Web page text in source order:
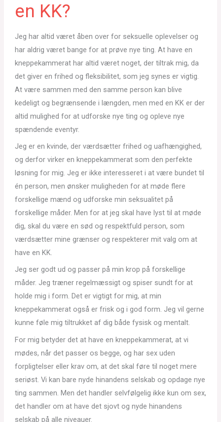
en KK?
Jeg har altid været åben over for seksuelle oplevelser og
har aldrig været bange for at prøve nye ting. At have en
kneppekammerat har altid været noget, der tiltrak mig, da
det giver en frihed og fleksibilitet, som jeg synes er vigtig.
At være sammen med den samme person kan blive
kedeligt og begrænsende i længden, men med en KK er der
altid mulighed for at udforske nye ting og opleve nye
spændende eventyr.
Jeg er en kvinde, der værdsætter frihed og uafhængighed,
og derfor virker en kneppekammerat som den perfekte
løsning for mig. Jeg er ikke interesseret i at være bundet til
én person, men ønsker muligheden for at møde flere
forskellige mænd og udforske min seksualitet på
forskellige måder. Men for at jeg skal have lyst til at møde
dig, skal du være en sød og respektfuld person, som
værdsætter mine grænser og respekterer mit valg om at
have en KK.
Jeg ser godt ud og passer på min krop på forskellige
måder. Jeg træner regelmæssigt og spiser sundt for at
holde mig i form. Det er vigtigt for mig, at min
kneppekammerat også er frisk og i god form. Jeg vil gerne
kunne føle mig tiltrukket af dig både fysisk og mentalt.
For mig betyder det at have en kneppekammerat, at vi
mødes, når det passer os begge, og har sex uden
forpligtelser eller krav om, at det skal føre til noget mere
seriøst. Vi kan bare nyde hinandens selskab og opdage nye
ting sammen. Men det handler selvfølgelig ikke kun om sex,
det handler om at have det sjovt og nyde hinandens
selskab på alle niveauer.